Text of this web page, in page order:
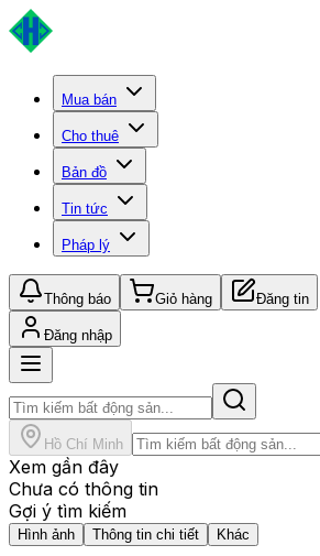
Mua bán
Cho thuê
Bản đồ
Tin tức
Pháp lý
Thông báo Giỏ hàng Đăng tin
Đăng nhập
Hồ Chí Minh
Xem gần đây
Chưa có thông tin
Gợi ý tìm kiếm
Hình ảnh Thông tin chi tiết Khác